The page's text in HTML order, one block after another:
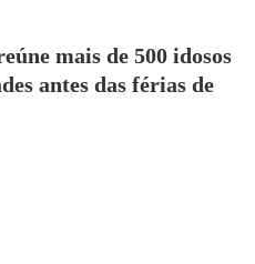
mais de 500 idosos
antes das férias de